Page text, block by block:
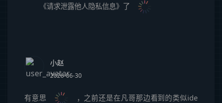
《请求泄露他人隐私信息》了
小赵
2026-06-30
有意思 ，之前还是在凡哥那边看到的类似ide